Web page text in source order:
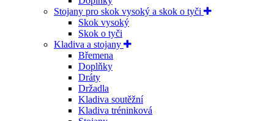
Stojany pro skok vysoký a skok o tyči
Skok vysoký
Skok o tyči
Kladiva a stojany
Břemena
Doplňky
Dráty
Držadla
Kladiva soutěžní
Kladiva tréninková